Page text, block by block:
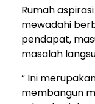
Rumah
mewadahi
pendapat,
masalah
“ Ini
membangun